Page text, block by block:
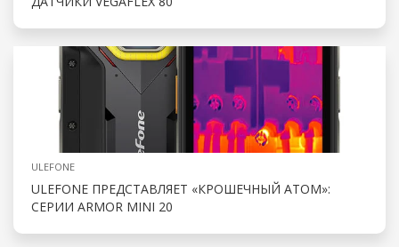
ULEFONE
ULEFONE ПРЕДСТАВЛЯЕТ «КРОШЕЧНЫЙ АТОМ»:
СЕРИИ ARMOR MINI 20